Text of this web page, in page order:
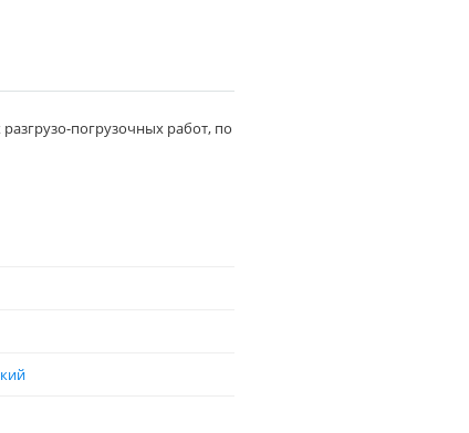
погрузочных работ, по